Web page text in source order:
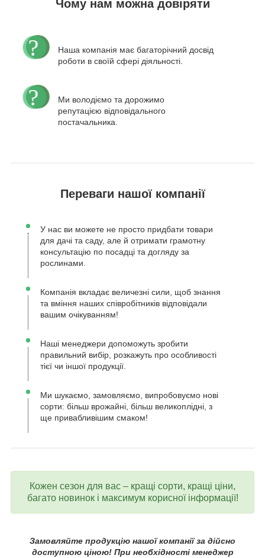
Чому нам можна довіряти
Наша компанія має багаторічний досвід
роботи в своїй сфері діяльності.
Ми володіємо та дорожимо
репутацією відповідального
постачальника.
Переваги нашої компанії
У нас ви можете не просто придбати товари
для дачі та саду, але й отримати грамотну
консультацію по посадці та догляду за
рослинами.
Компанія вкладає величезні сили, щоб знання
та вміння наших співробітників відповідали
вашим очікуванням!
Наші менеджери допоможуть зробити
правильний вибір, розкажуть про особливості
тієї чи іншої продукції.
Ми шукаємо, замовляємо, випробовуємо нові
сорти: більш врожайні, більш великоплідні, з
ще привабливішим смаком!
Кожен сезон для вас – кращі сорти, кращі ціни,
багато новинок і максимум корисної інформації!
Замовляйте продукцію нашої компанії за дійсно
доступною ціною! При необхідності менеджер